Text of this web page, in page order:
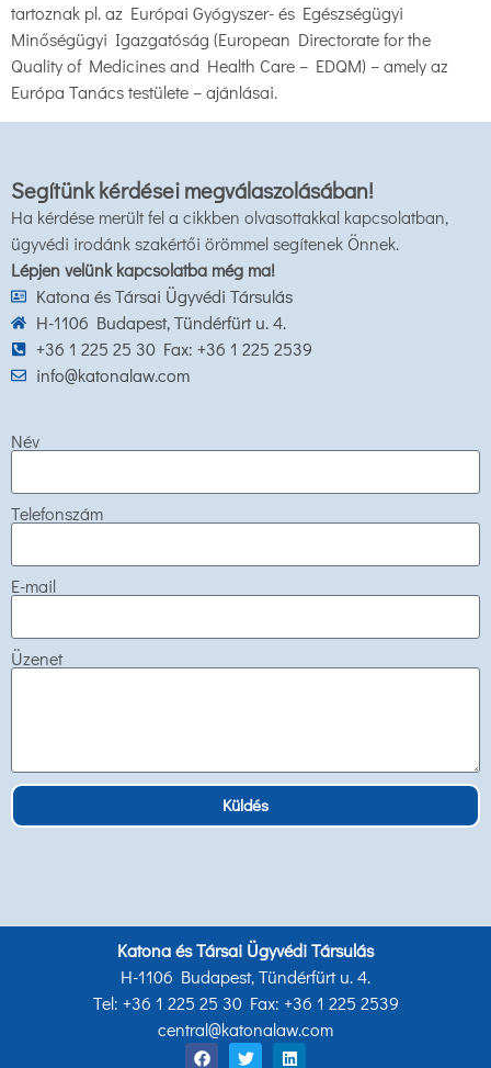
tartoznak pl. az Európai Gyógyszer- és Egészségügyi
Minőségügyi Igazgatóság (European Directorate for the
Quality of Medicines and Health Care – EDQM) – amely az
Európa Tanács testülete – ajánlásai.
Segítünk kérdései megválaszolásában!
Ha kérdése merült fel a cikkben olvasottakkal kapcsolatban,
ügyvédi irodánk szakértői örömmel segítenek Önnek.
Lépjen velünk kapcsolatba még ma!
Katona és Társai Ügyvédi Társulás
H-1106 Budapest, Tündérfürt u. 4.
+36 1 225 25 30 Fax: +36 1 225 2539
info@katonalaw.com
Név
Telefonszám
E-mail
Üzenet
Küldés
Katona és Társai Ügyvédi Társulás
H-1106 Budapest, Tündérfürt u. 4.
Tel: +36 1 225 25 30 Fax: +36 1 225 2539
central@katonalaw.com